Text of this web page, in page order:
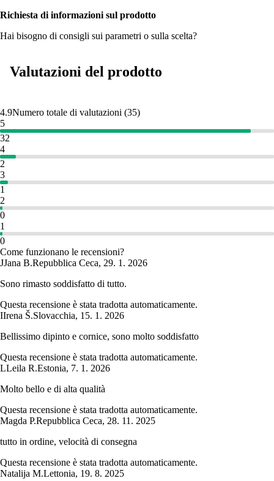
Richiesta di informazioni sul prodotto
Hai bisogno di consigli sui parametri o sulla scelta?
Valutazioni del prodotto
4.9Numero totale di valutazioni (35)
5
32
4
2
3
1
2
0
1
0
Come funzionano le recensioni?
JJana B.Repubblica Ceca, 29. 1. 2026
Sono rimasto soddisfatto di tutto.
Questa recensione è stata tradotta automaticamente.
IIrena Š.Slovacchia, 15. 1. 2026
Bellissimo dipinto e cornice, sono molto soddisfatto
Questa recensione è stata tradotta automaticamente.
LLeila R.Estonia, 7. 1. 2026
Molto bello e di alta qualità
Questa recensione è stata tradotta automaticamente.
Magda P.Repubblica Ceca, 28. 11. 2025
tutto in ordine, velocità di consegna
Questa recensione è stata tradotta automaticamente.
Natalija M.Lettonia, 19. 8. 2025